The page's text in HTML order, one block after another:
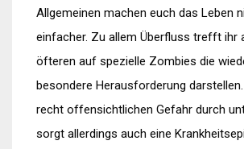
Allgemeinen machen euch das Leben
einfacher. Zu allem Überfluss trefft ihr
öfteren auf spezielle Zombies die
besondere Herausforderung
recht offensichtlichen Gefahr durch
sorgt allerdings auch eine